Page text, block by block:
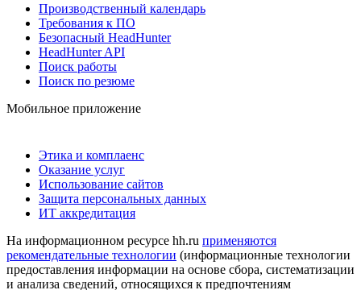
Производственный календарь
Требования к ПО
Безопасный HeadHunter
HeadHunter API
Поиск работы
Поиск по резюме
Мобильное приложение
Этика и комплаенс
Оказание услуг
Использование сайтов
Защита персональных данных
ИТ аккредитация
На информационном ресурсе hh.ru применяются
рекомендательные технологии (информационные технологии
предоставления информации на основе сбора, систематизации
и анализа сведений, относящихся к предпочтениям